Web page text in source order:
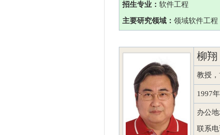
招生专业： 软件工程
主要研究领域： 领域软件工
柳翔
教授
1997
办公
联系